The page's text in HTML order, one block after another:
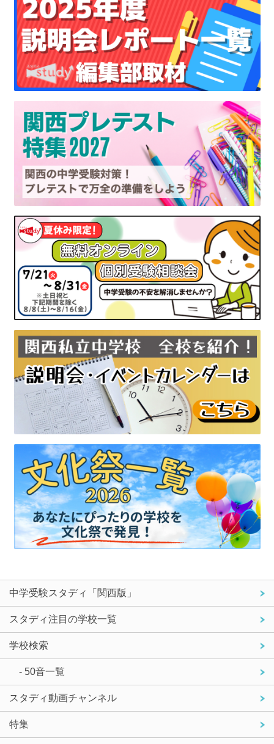
中学受験スタディ「関西版」
スタディ注目の学校一覧
学校検索
- 50音一覧
スタディ動画チャンネル
特集